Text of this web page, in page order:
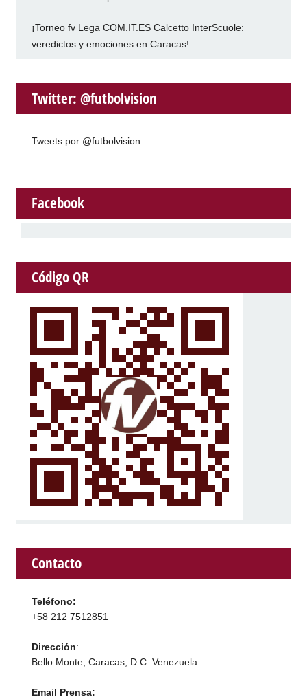
¡Torneo fv Lega COM.IT.ES Calcetto InterScuole:
veredictos y emociones en Caracas!
Twitter: @futbolvision
Tweets por @futbolvision
Facebook
Código QR
Contacto
Teléfono:
+58 212 7512851
Dirección:
Bello Monte, Caracas, D.C. Venezuela
Email Prensa: